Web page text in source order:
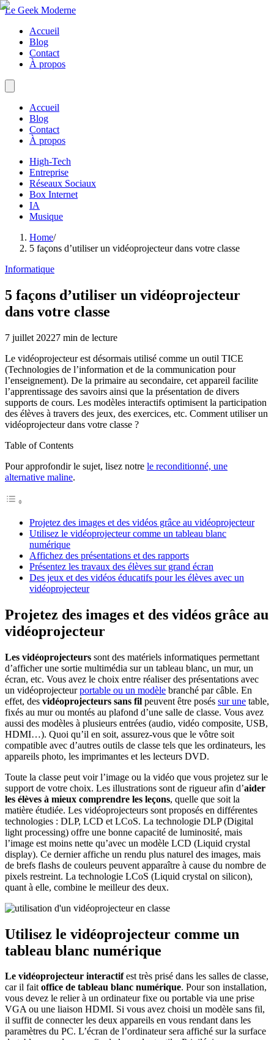
Le Geek Moderne
Accueil
Blog
Contact
À propos
Accueil
Blog
Contact
À propos
High-Tech
Entreprise
Réseaux Sociaux
Box Internet
IA
Musique
Home/
5 façons d’utiliser un vidéoprojecteur dans votre classe
Informatique
5 façons d’utiliser un vidéoprojecteur
dans votre classe
7 juillet 20227 min de lecture
Le vidéoprojecteur est désormais utilisé comme un outil TICE
(Technologies de l’information et de la communication pour
l’enseignement). De la primaire au secondaire, cet appareil facilite
l’apprentissage des savoirs ainsi que la présentation de divers
supports de cours. Les modèles interactifs optimisent la participation
des élèves à travers des jeux, des exercices, etc. Comment utiliser un
vidéoprojecteur dans votre classe ?
Table of Contents
Pour approfondir le sujet, lisez notre le reconditionné, une
alternative maline.
Projetez des images et des vidéos grâce au vidéoprojecteur
Utilisez le vidéoprojecteur comme un tableau blanc
numérique
Affichez des présentations et des rapports
Présentez les travaux des élèves sur grand écran
Des jeux et des vidéos éducatifs pour les élèves avec un
vidéoprojecteur
Projetez des images et des vidéos grâce au
vidéoprojecteur
Les vidéoprojecteurs sont des matériels informatiques permettant
d’afficher une sortie multimédia sur un tableau blanc, un mur, un
écran, etc. Vous avez le choix entre réaliser des présentations avec
un vidéoprojecteurportable ou un modèle branché par câble. En
effet, des vidéoprojecteurs sans fil peuvent être posés sur une table,
fixés au mur ou montés au plafond d’une salle de classe. Vous avez
aussi des modèles à plusieurs entrées (audio, vidéo composite, USB,
HDMI…). Quoi qu’il en soit, assurez-vous que le vôtre soit
compatible avec d’autres outils de classe tels que les ordinateurs, les
appareils photo, les imprimantes et les lecteurs DVD.
Toute la classe peut voir l’image ou la vidéo que vous projetez sur le
support de votre choix. Les illustrations sont de rigueur afin d’aider
les élèves à mieux comprendre les leçons, quelle que soit la
matière étudiée. Les vidéoprojecteurs sont proposés en différentes
technologies : DLP, LCD et LCoS. La technologie DLP (Digital
light processing) offre une bonne capacité de luminosité, mais
l’image est moins nette qu’avec un modèle LCD (Liquid crystal
display). Ce dernier affiche un rendu plus naturel des images, mais
de brefs flashs de couleurs peuvent apparaître à cause du nombre de
pixels restreint. La technologie LCoS (Liquid crystal on silicon),
quant à elle, combine le meilleur des deux.
Utilisez le vidéoprojecteur comme un
tableau blanc numérique
Le vidéoprojecteur interactifest très prisé dans les salles de classe,
car il faitoffice de tableau blanc numérique. Pour son installation,
vous devez le relier à un ordinateur fixe ou portable via une prise
VGA ou une liaison HDMI. Si vous avez choisi un modèle sans fil,
il suffit de connecter les deux appareils en vous rendant dans les
paramètres du PC. L’écran de l’ordinateur sera affiché sur la surface